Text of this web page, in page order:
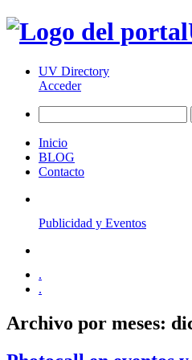
UV Directory
Acceder
Inicio
BLOG
Contacto
Publicidad y Eventos
.
.
Archivo por meses: